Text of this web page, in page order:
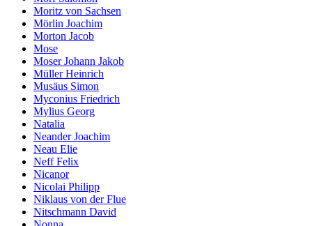
Moritz von Sachsen
Mörlin Joachim
Morton Jacob
Mose
Moser Johann Jakob
Müller Heinrich
Musäus Simon
Myconius Friedrich
Mylius Georg
Natalia
Neander Joachim
Neau Elie
Neff Felix
Nicanor
Nicolai Philipp
Niklaus von der Flue
Nitschmann David